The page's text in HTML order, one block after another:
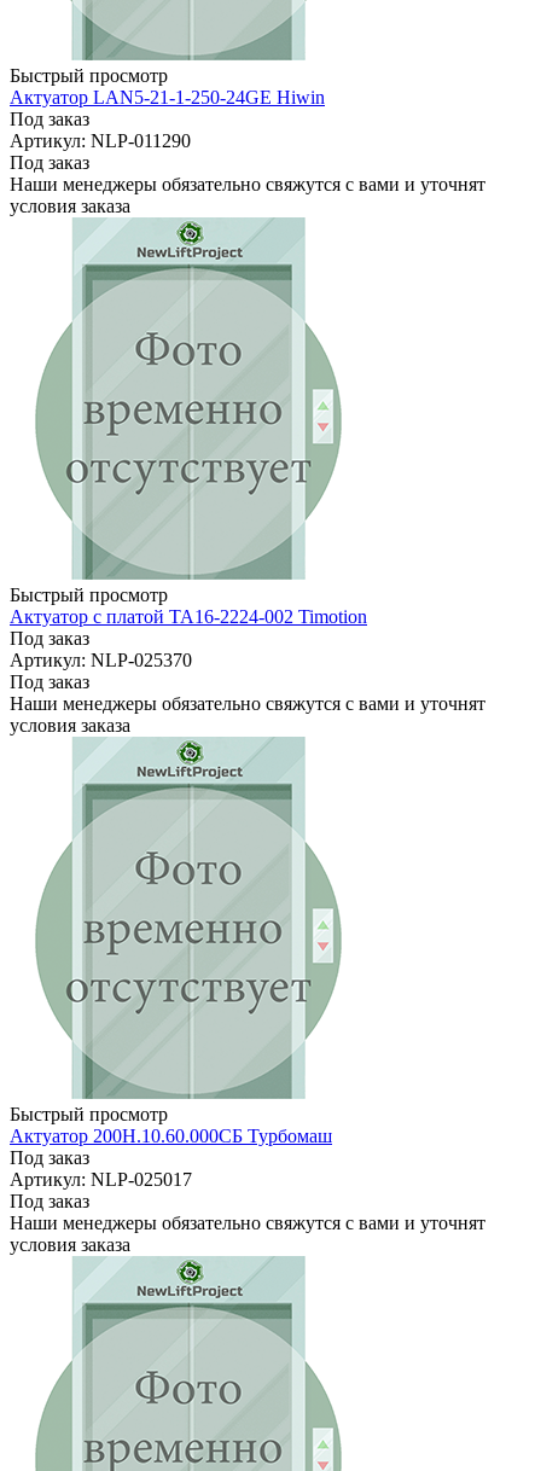
Быстрый просмотр
Актуатор LAN5-21-1-250-24GE Hiwin
Под заказ
Артикул: NLP-011290
Под заказ
Наши менеджеры обязательно свяжутся с вами и уточнят
условия заказа
Быстрый просмотр
Актуатор с платой TA16-2224-002 Timotion
Под заказ
Артикул: NLP-025370
Под заказ
Наши менеджеры обязательно свяжутся с вами и уточнят
условия заказа
Быстрый просмотр
Актуатор 200Н.10.60.000СБ Турбомаш
Под заказ
Артикул: NLP-025017
Под заказ
Наши менеджеры обязательно свяжутся с вами и уточнят
условия заказа